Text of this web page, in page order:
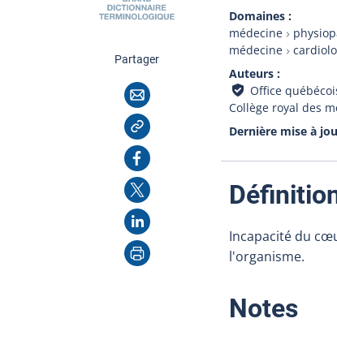
Domaines
médecine
médecine
Auteurs
Office
Collège royal des
Dernière mise à
Partagercette page
Courriel
Copier l'adresse
Facebook
X
LinkedIn
Imprimer
Incapacité du
l'organisme.
Notes: